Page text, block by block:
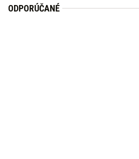
ODPORÚČANÉ